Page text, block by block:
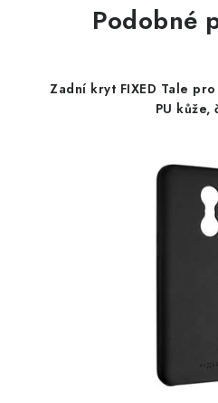
Podobné
Zadní kryt FIXED Tale
PU kůže,